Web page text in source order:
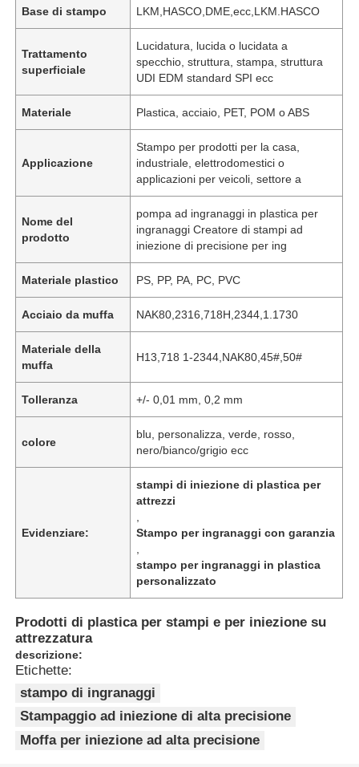
Mostra VR
Chi siamo
Controllo di qualità
Richiedere un preventivo
Stampo per parti di auto
Base di stampo LKM,HASCO,DME,ecc,LKM.HASCO
Trattamento
superficiale
Lucidatura, lucida o lucidata a
specchio, struttura, stampa, struttura
UDI EDM standard SPI ecc
Materiale Plastica, acciaio, PET, POM o ABS
Applicazione
Stampo per prodotti per la casa,
industriale, elettrodomestici o
applicazioni per veicoli, settore a
Nome del
prodotto
pompa ad ingranaggi in plastica per
ingranaggi Creatore di stampi ad
iniezione di precisione per ing
Materiale plastico PS, PP, PA, PC, PVC
Acciaio da muffa NAK80,2316,718H,2344,1.1730
Materiale della
muffa
H13,718 1-2344,NAK80,45#,50#
Tolleranza +/- 0,01 mm, 0,2 mm
colore
blu, personalizza, verde, rosso,
nero/bianco/grigio ecc
Evidenziare:
stampi di iniezione di plastica per
attrezzi
Stampo per ingranaggi con garanzia
stampo per ingranaggi in plastica
personalizzato
Prodotti di plastica per stampi e per iniezione su
attrezzatura
descrizione:
Etichette:
stampo di ingranaggi
Stampaggio ad iniezione di alta precisione
Moffa per iniezione ad alta precisione